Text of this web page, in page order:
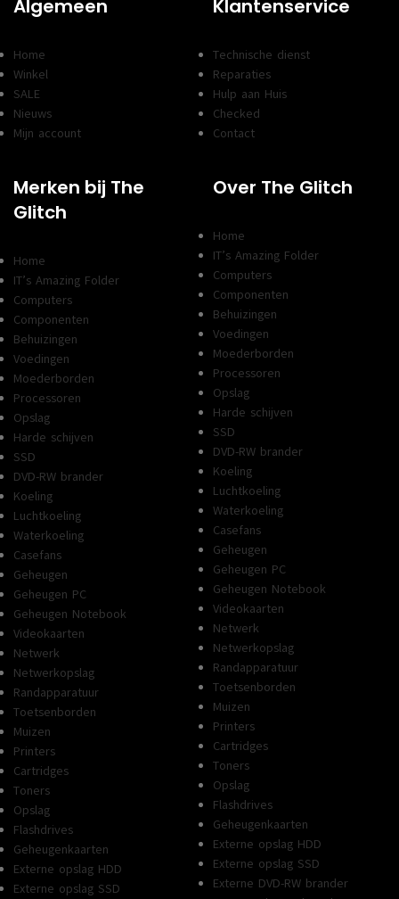
Algemeen
Home
Winkel
SALE
Nieuws
Mijn account
Klantenservice
Technische dienst
Reparaties
Hulp aan Huis
Checked
Contact
Merken bij The
Glitch
Home
IT’s Amazing Folder
Computers
Componenten
Behuizingen
Voedingen
Moederborden
Processoren
Opslag
Harde schijven
SSD
DVD-RW brander
Koeling
Luchtkoeling
Waterkoeling
Casefans
Geheugen
Geheugen PC
Geheugen Notebook
Videokaarten
Netwerk
Netwerkopslag
Randapparatuur
Toetsenborden
Muizen
Printers
Cartridges
Toners
Opslag
Flashdrives
Geheugenkaarten
Externe opslag HDD
Externe opslag SSD
Over The Glitch
Home
IT’s Amazing Folder
Computers
Componenten
Behuizingen
Voedingen
Moederborden
Processoren
Opslag
Harde schijven
SSD
DVD-RW brander
Koeling
Luchtkoeling
Waterkoeling
Casefans
Geheugen
Geheugen PC
Geheugen Notebook
Videokaarten
Netwerk
Netwerkopslag
Randapparatuur
Toetsenborden
Muizen
Printers
Cartridges
Toners
Opslag
Flashdrives
Geheugenkaarten
Externe opslag HDD
Externe opslag SSD
Externe DVD-RW brander